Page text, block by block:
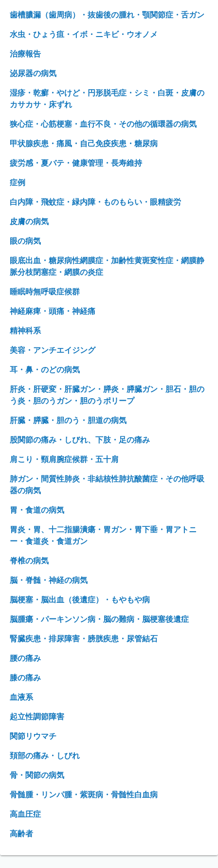
歯槽膿漏（歯周病）・抜歯後の腫れ・顎関節症・舌ガン
水虫・ひょう疽・イボ・ニキビ・ウオノメ
治療報告
泌尿器の病気
湿疹・乾癬・やけど・円形脱毛症・シミ・白斑・皮膚の
カサカサ・床ずれ
狭心症・心筋梗塞・血行不良・その他の循環器の病気
甲状腺疾患・痛風・自己免疫疾患・糖尿病
疲労感・夏バテ・健康管理・長寿維持
症例
白内障・飛蚊症・緑内障・ものもらい・眼精疲労
皮膚の病気
眼の病気
眼底出血・糖尿病性網膜症・加齢性黄斑変性症・網膜静
脈分枝閉塞症・網膜の炎症
睡眠時無呼吸症候群
神経麻痺・頭痛・神経痛
精神科系
美容・アンチエイジング
耳・鼻・のどの病気
肝炎・肝硬変・肝臓ガン・膵炎・膵臓ガン・胆石・胆の
う炎・胆のうガン・胆のうポリープ
肝臓・膵臓・胆のう・胆道の病気
股関節の痛み・しびれ、下肢・足の痛み
肩こり・頸肩腕症候群・五十肩
肺ガン・間質性肺炎・非結核性肺抗酸菌症・その他呼吸
器の病気
胃・食道の病気
胃炎・胃、十二指腸潰瘍・胃ガン・胃下垂・胃アトニ
ー・食道炎・食道ガン
脊椎の病気
脳・脊髄・神経の病気
脳梗塞・脳出血（後遺症）・もやもや病
脳腫瘍・パーキンソン病・脳の難病・脳梗塞後遺症
腎臓疾患・排尿障害・膀胱疾患・尿管結石
腰の痛み
膝の痛み
血液系
起立性調節障害
関節リウマチ
頚部の痛み・しびれ
骨・関節の病気
骨髄腫・リンパ腫・紫斑病・骨髄性白血病
高血圧症
高齢者